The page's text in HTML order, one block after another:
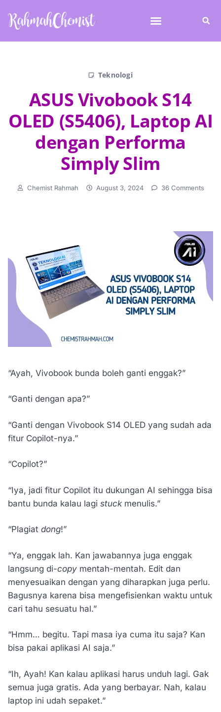
Teknologi
ASUS Vivobook S14
OLED (S5406), Laptop AI
dengan Performa
Simply Slim
Chemist Rahmah August 3, 2024 36 Comments
“Ayah, Vivobook bunda boleh ganti enggak?”
“Ganti dengan apa?”
“Ganti dengan Vivobook S14 OLED yang sudah ada
fitur Copilot-nya.”
“Copilot?”
“Iya, jadi fitur Copilot itu dukungan AI sehingga bisa
bantu bunda kalau lagi stuck menulis.”
“Plagiat dong!”
“Ya, enggak lah. Kan jawabannya juga enggak
langsung di-copy mentah-mentah. Edit dan
menyesuaikan dengan yang diharapkan juga perlu.
Bagusnya karena bisa mengefisienkan waktu untuk
cari tahu sesuatu hal.”
“Hmm… begitu. Tapi masa iya cuma itu saja? Kan
bisa pakai aplikasi AI saja.”
“Ih, Ayah! Kan kalau aplikasi harus unduh lagi. Gak
semua juga gratis. Ada yang berbayar. Nah, kalau
laptop ini udah sepaket.”